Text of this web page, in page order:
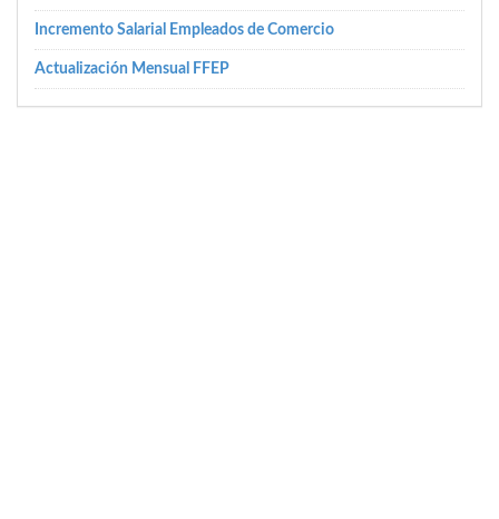
Incremento Salarial Empleados de Comercio
Actualización Mensual FFEP